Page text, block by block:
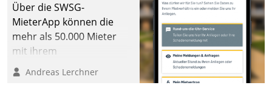
Über die SWSG-
MieterApp können die
mehr als 50.000 Mieter
mit ihrem
Wohnungsunternehmen
kommunizieren, auf dem
Andreas Lerchner